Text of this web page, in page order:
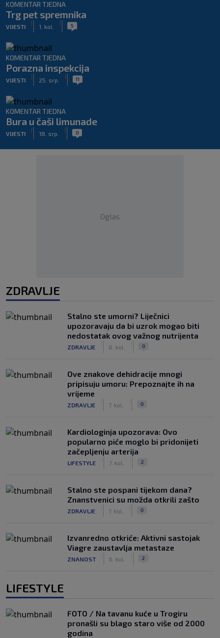
KOMENTAR TJEDNA
Trg pet spremnika
VIJESTI
|
1. kol.
| 5
KOMENTAR TJEDNA
Porazna inspekcija
VIJESTI
|
25. srp.
| 11
KOMENTAR TJEDNA
Bura u čaši limunade
VIJESTI
|
18. srp.
| 0
Oglas
ZDRAVLJE
Stalno ste umorni? Liječnici
upozoravaju da bi uzrok mogao biti
nedostatak ovog važnog nutrijenta
ZDRAVLJE 8. kol. 0
Ove znakove dehidracije mnogi
pripisuju umoru: Prepoznajte ih na
vrijeme
ZDRAVLJE 7. kol. 0
Kardiologinja upozorava: Ovo
popularno piće moglo bi pridonijeti
začepljenju arterija
LIFESTYLE 7. kol. 2
Stalno ste pospani tijekom dana?
Znanstvenici su možda otkrili zašto
ZDRAVLJE 7. kol. 0
Izvanredno otkriće: Aktivni sastojak
Viagre zaustavlja metastaze
ZNANOST 6. kol. 2
LIFESTYLE
FOTO / Na tavanu kuće u Trogiru
pronašli su blago staro više od 2000
godina